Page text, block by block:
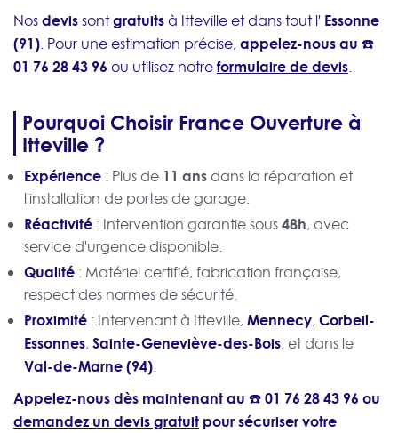
Nosdevissontgratuitsà Itteville et dans tout l' Essonne
(91). Pour une estimation précise,appelez-nous au ☎️
01 76 28 43 96 ou utilisez notreformulaire de devis.
Pourquoi Choisir France Ouverture à
Itteville ?
Expérience : Plus de 11 ans dans la réparation et
l'installation de portes de garage.
Réactivité : Intervention garantie sous48h, avec
service d'urgence disponible.
Qualité : Matériel certifié, fabrication française,
respect des normes de sécurité.
Proximité : Intervenant à Itteville, Mennecy, Corbeil-
Essonnes, Sainte-Geneviève-des-Bois, et dans le
Val-de-Marne (94).
Appelez-nous dès maintenant au ☎️01 76 28 43 96 ou
demandez un devis gratuit pour sécuriser votre